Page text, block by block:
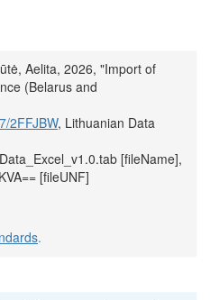
Aelita, 2026, "Import of
(Belarus and
2FFJBW, Lithuanian Data
[fileName],
[fileUNF]
.